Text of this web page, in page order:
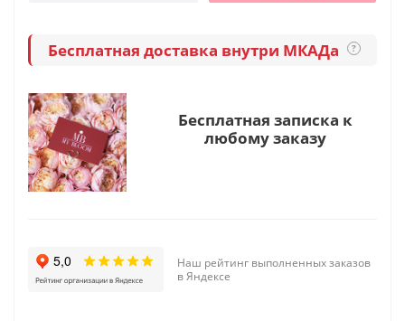
Бесплатная доставка внутри МКАДа ?
Бесплатная записка к
любому заказу
Наш рейтинг выполненных заказов
в Яндексе